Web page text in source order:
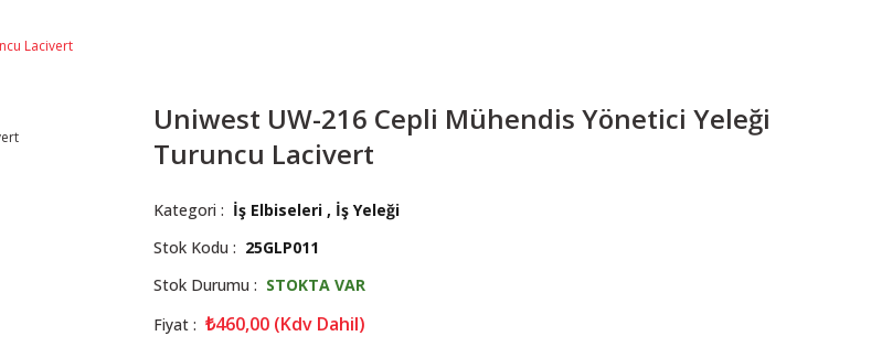
Lacivert
Uniwest UW-216 Cepli Mühendis Yönetici Yeleği
Turuncu Lacivert
Kategori İş Elbiseleri , İş Yeleği
Stok Kodu
25GLP011
Stok Durumu
STOKTA VAR
Fiyat
₺460,00 (Kdv Dahil)